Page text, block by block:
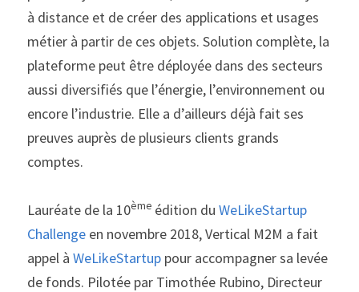
à distance et de créer des applications et usages
métier à partir de ces objets. Solution complète, la
plateforme peut être déployée dans des secteurs
aussi diversifiés que l’énergie, l’environnement ou
encore l’industrie. Elle a d’ailleurs déjà fait ses
preuves auprès de plusieurs clients grands
comptes.
Lauréate de la 10ème édition du WeLikeStartup
Challenge en novembre 2018, Vertical M2M a fait
appel à WeLikeStartup pour accompagner sa levée
de fonds. Pilotée par Timothée Rubino, Directeur